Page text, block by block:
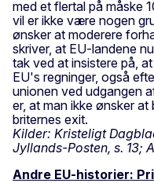
med et flertal på måske
vil er ikke være nogen
ønsker at moderere
skriver, at EU-landene
tak ved at insistere på,
EU's regninger, også
unionen ved udgangen
er, at man ikke ønsker
briternes exit.
Kilder: Kristeligt
Jyllands-Posten, s. 13;
Andre EU-historier: